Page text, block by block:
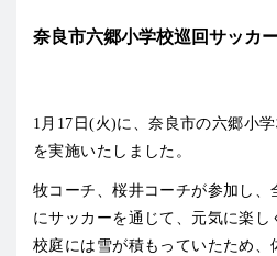
奈良市六郷小学校巡回サッカ
1月17日(火)に、奈良市の六郷小
を実施いたしました。
牧コーチ、桜井コーチが参加し、
にサッカーを通じて、元気に楽し
校庭には雪が積もっていたため、